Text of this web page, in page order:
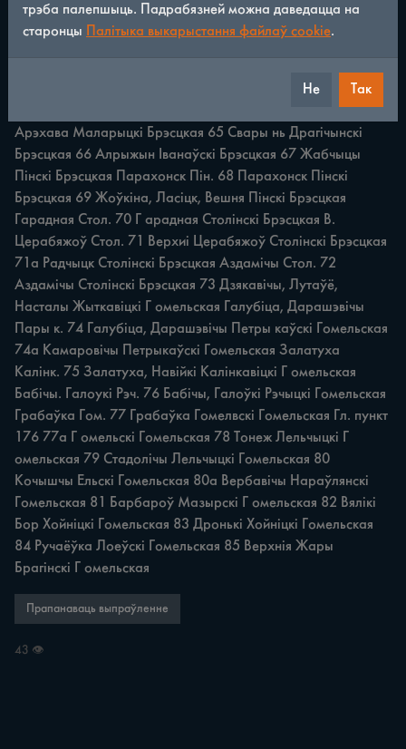
ПроОолжение тайл. 1 2 з 4 5 606 Бельск Кобрынскі
63 Опаль Іванаўскі Брэсцкая 63а Дружылавічы Іванаўскі
Брэсцкая 636 Тышкавічы Іванаўскі Брэсцкая 64 Олтуш.
Арэхава Маларыцкі Брэсцкая 65 Свары нь Драгічынскі
Брэсцкая 66 Алрыжын Іванаўскі Брэсцкая 67 Жабчыцы
Пінскі Брэсцкая Парахонск Пін. 68 Парахонск Пінскі
Брэсцкая 69 Жоўкіна, Ласіцк, Вешня Пінскі Брэсцкая
Гарадная Стол. 70 Г арадная Столінскі Брэсцкая В.
Церабяжоў Стол. 71 Верхиi Церабяжоў Столінскі Брэсцкая
71а Радчыцк Столінскі Брэсцкая Аздамічы Стол. 72
Аздамічы Столінскі Брэсцкая 73 Дзякавічы, Лутаўё,
Насталы Жыткавіцкі Г омельская Галубіца, Дарашэвічы
Пары к. 74 Галубіца, Дарашэвічы Петры каўскі Гомельская
74а Камаровічы Петрыкаўскі Гомельская Залатуха
Калінк. 75 Залатуха, Навійкі Калінкавіцкі Г омельская
Бабічы. Галоукі Рэч. 76 Бабічы, Галоўкі Рэчыцкі Гомельская
Грабаўка Гом. 77 Грабаўка Гомелвскі Гомельская Гл. пункт
176 77а Г омельскі Гомельская 78 Тонеж Лельчыцкі Г
омельская 79 Стадолічы Лельчыцкі Гомельская 80
Кочышчы Ельскі Гомельская 80а Вербавічы Нараўлянскі
Гомельская 81 Барбароў Мазырскі Г омельская 82 Вялікі
Бор Хойніцкі Гомельская 83 Дронькі Хойніцкі Гомельская
84 Ручаёўка Лоеўскі Гомельская 85 Верхнія Жары
Брагінскі Г омельская
Прапанаваць выпраўленне
43 👁
трэба палепшыць. Падрабязней можна даведацца на
старонцы Палітыка выкарыстання файлаў cookie.
Не Так